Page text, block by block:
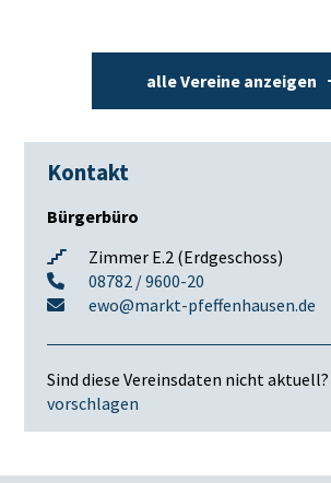
alle Vereine anzeigen
Kontakt
Bürgerbüro
Zimmer E.2 (Erdgeschoss)
08782 / 9600-20
ewo@markt-pfeffenhausen.de
Sind diese Vereinsdaten nicht aktuell?
vorschlagen